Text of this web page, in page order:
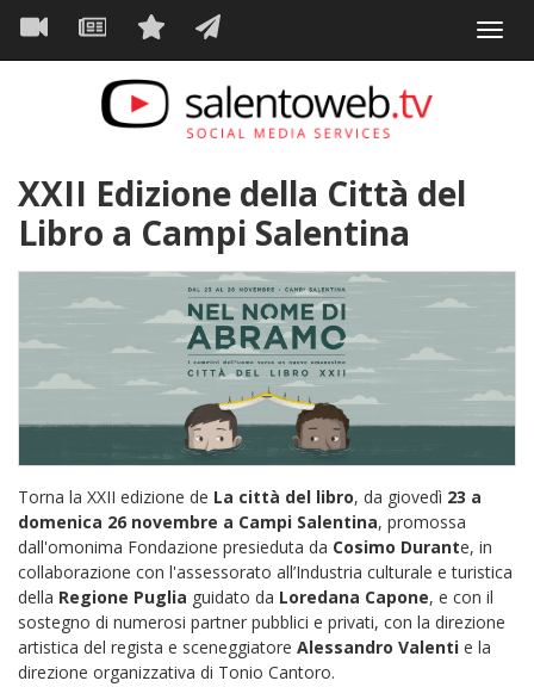
Salta
contenuto
Navigazione
principale
XXII Edizione della Città del
Libro a Campi Salentina
Torna la XXII edizione de La città del libro, da giovedì 23 a
domenica 26 novembre a Campi Salentina, promossa
dall'omonima Fondazione presieduta da Cosimo Durante, in
collaborazione con l'assessorato all’Industria culturale e turistica
della Regione Puglia guidato da Loredana Capone, e con il
sostegno di numerosi partner pubblici e privati, con la direzione
artistica del regista e sceneggiatore Alessandro Valenti e la
direzione organizzativa di Tonio Cantoro.